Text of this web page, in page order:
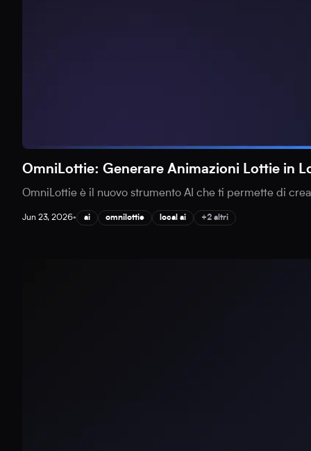
OmniLottie: Generare Animazioni Lottie in
OmniLottie è il nuovo strumento AI che ti permette di
Jun 23, 2026• ai omnilottie local ai +2 altri